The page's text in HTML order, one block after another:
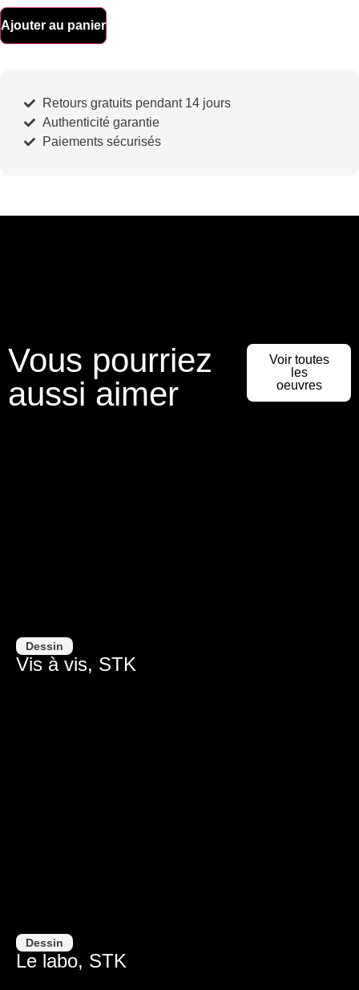
Ajouter au panier
Retours gratuits pendant 14 jours
Authenticité garantie
Paiements sécurisés
Vous pourriez
aussi aimer
Voir toutes
les
oeuvres
Dessin
Vis à vis, STK
Dessin
Le labo, STK